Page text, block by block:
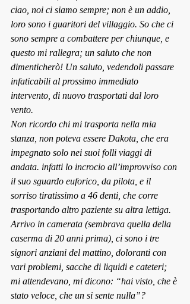
ciao, noi ci siamo sempre; non è un addio,
loro sono i guaritori del villaggio. So che ci
sono sempre a combattere per chiunque, e
questo mi rallegra; un saluto che non
dimenticherò! Un saluto, vedendoli passare
infaticabili al prossimo immediato
intervento, di nuovo trasportati dal loro
vento.
Non ricordo chi mi trasporta nella mia
stanza, non poteva essere Dakota, che era
impegnato solo nei suoi folli viaggi di
andata. infatti lo incrocio all’improvviso con
il suo sguardo euforico, da pilota, e il
sorriso tiratissimo a 46 denti, che corre
trasportando altro paziente su altra lettiga.
Arrivo in camerata (sembrava quella della
caserma di 20 anni prima), ci sono i tre
signori anziani del mattino, doloranti con
vari problemi, sacche di liquidi e cateteri;
mi attendevano, mi dicono: “hai visto, che è
stato veloce, che un si sente nulla”?